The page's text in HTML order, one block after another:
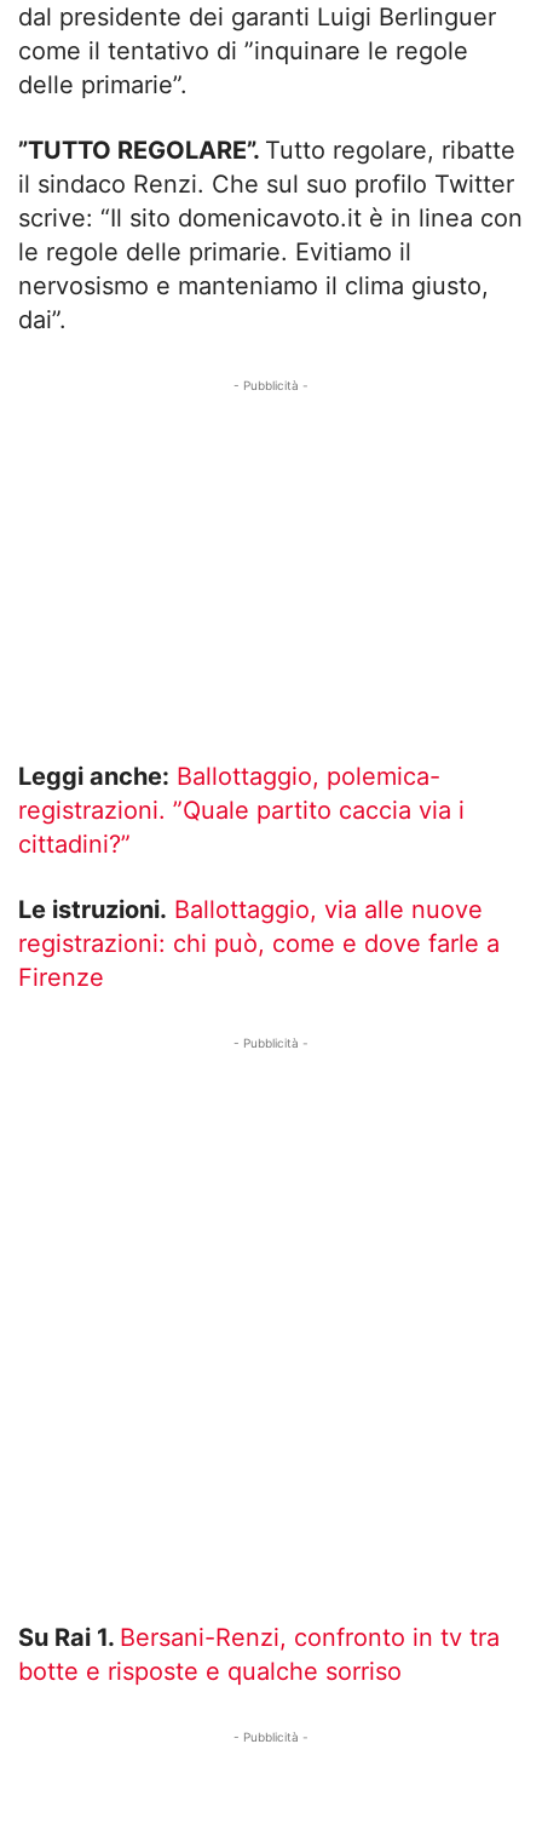
dal presidente dei garanti Luigi Berlinguer
come il tentativo di ”inquinare le regole
delle primarie”.
”TUTTO REGOLARE”. Tutto regolare, ribatte
il sindaco Renzi. Che sul suo profilo Twitter
scrive: “Il sito domenicavoto.it è in linea con
le regole delle primarie. Evitiamo il
nervosismo e manteniamo il clima giusto,
dai”.
- Pubblicità -
Leggi anche: Ballottaggio, polemica-
registrazioni. ”Quale partito caccia via i
cittadini?”
Le istruzioni. Ballottaggio, via alle nuove
registrazioni: chi può, come e dove farle a
Firenze
- Pubblicità -
Su Rai 1. Bersani-Renzi, confronto in tv tra
botte e risposte e qualche sorriso
- Pubblicità -